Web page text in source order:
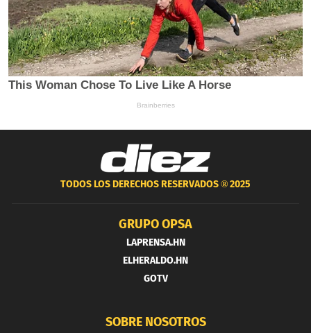
TODOS LOS DERECHOS RESERVADOS ®2025
GRUPO OPSA
LAPRENSA.HN
ELHERALDO.HN
GOTV
SOBRE NOSOTROS